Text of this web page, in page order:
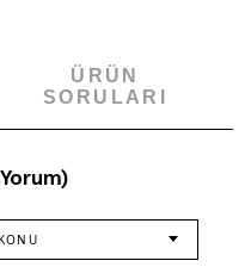
ÜRÜN
SORULARI
KONU